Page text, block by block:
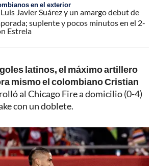
en el exterior
Luis Javier Suárez y un amargo debut de
suplente y pocos minutos en el 2-
Estrela
latinos, el máximo artillero
mismo el colombiano Cristian
al Chicago Fire a domicilio (0-4)
con un doblete.